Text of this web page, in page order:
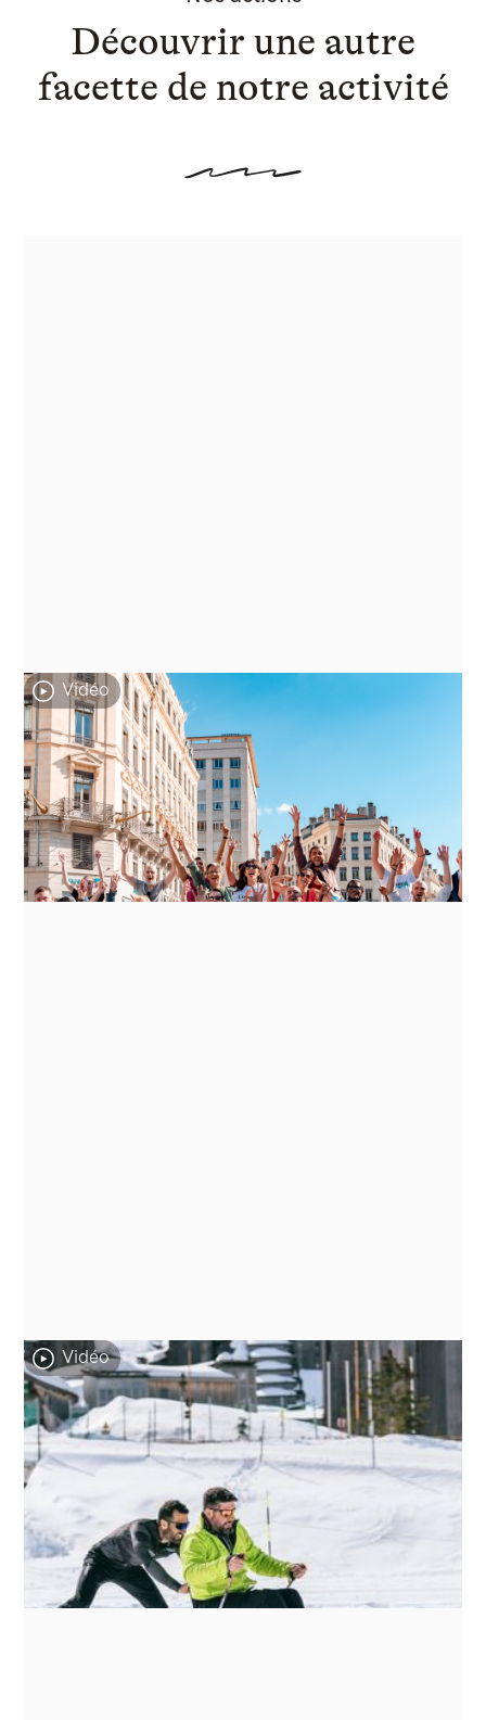
Découvrir une autre
facette de notre activité
Vidéo
Projet "Image de soi"
En août 2021, les lyonnais ont pu découvrir
une oeuvre artistique et collective visant à
changer de regards sur le handicap moteur.
Vidéo
CLA fête ses 10 ans à
Morzine-Avoriaz
Comme les Autres fêtait ses 10 ans en 2021.
Pour “marquer le coup”, Michaël Jérémiasz a
invité 5 athlètes à découvrir un séjour CLA.